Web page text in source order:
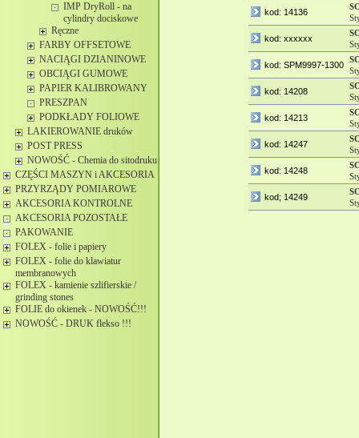
IMP DryRoll - na
cylindry dociskowe
Ręczne
FARBY OFFSETOWE
NACIĄGI DZIANINOWE
OBCIĄGI GUMOWE
PAPIER KALIBROWANY
PRESZPAN
PODKŁADY FOLIOWE
LAKIEROWANIE druków
POST PRESS
NOWOŚĆ - Chemia do sitodruku
CZĘŚCI MASZYN i AKCESORIA
PRZYRZĄDY POMIAROWE
AKCESORIA KONTROLNE
AKCESORIA POZOSTAŁE
PAKOWANIE
FOLEX - folie i papiery
FOLEX - folie do klawiatur
membranowych
FOLEX - kamienie szlifierskie /
grinding stones
FOLIE do okienek - NOWOŚĆ!!!
NOWOŚĆ - DRUK flekso !!!
kod: 14136
kod: xxxxxx
kod: SPM9997-1300
kod: 14208
kod: 14213
kod: 14247
kod: 14248
kod; 14249